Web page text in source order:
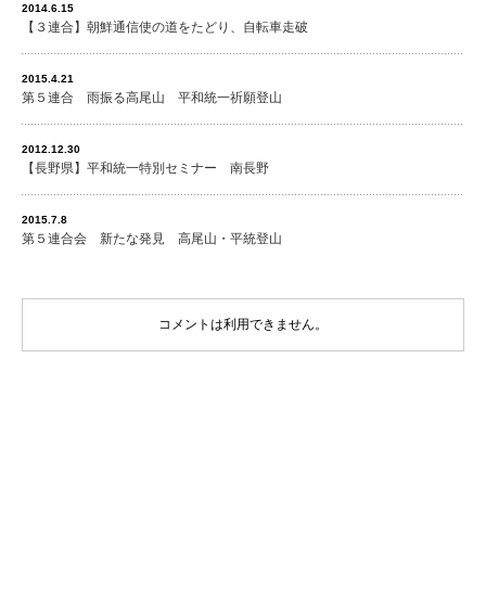
2014.6.15
【３連合】朝鮮通信使の道をたどり、自転車走破
2015.4.21
第５連合 雨振る高尾山 平和統一祈願登山
2012.12.30
【長野県】平和統一特別セミナー 南長野
2015.7.8
第５連合会 新たな発見 高尾山・平統登山
コメントは利用できません。